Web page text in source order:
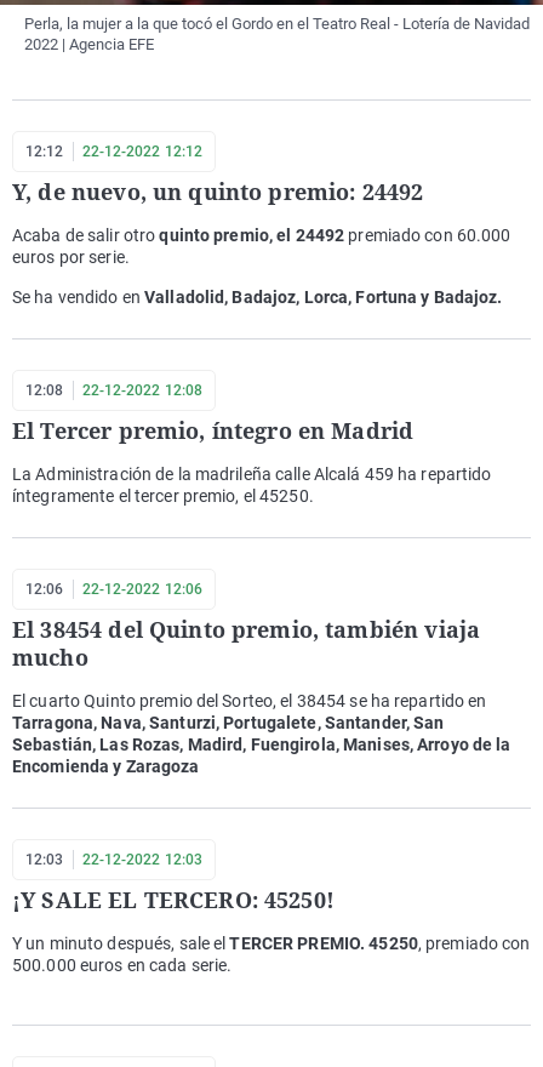
Perla, la mujer a la que tocó el Gordo en el Teatro Real - Lotería de Navidad
2022 | Agencia EFE
12:12 22-12-2022 12:12
Y, de nuevo, un quinto premio: 24492
Acaba de salir otroquinto premio, el 24492 premiado con 60.000
euros por serie.
Se ha vendido enValladolid, Badajoz, Lorca, Fortuna y Badajoz.
12:08 22-12-2022 12:08
El Tercer premio, íntegro en Madrid
La Administración de la madrileña calle Alcalá 459 ha repartido
íntegramente el tercer premio, el 45250.
12:06 22-12-2022 12:06
El 38454 del Quinto premio, también viaja
mucho
El cuarto Quinto premio del Sorteo, el 38454 se ha repartido en
Tarragona, Nava, Santurzi, Portugalete, Santander, San
Sebastián, Las Rozas, Madird, Fuengirola, Manises, Arroyo de la
Encomienda y Zaragoza
12:03 22-12-2022 12:03
¡Y SALE EL TERCERO: 45250!
Y un minuto después, sale elTERCER PREMIO. 45250, premiado con
500.000 euros en cada serie.